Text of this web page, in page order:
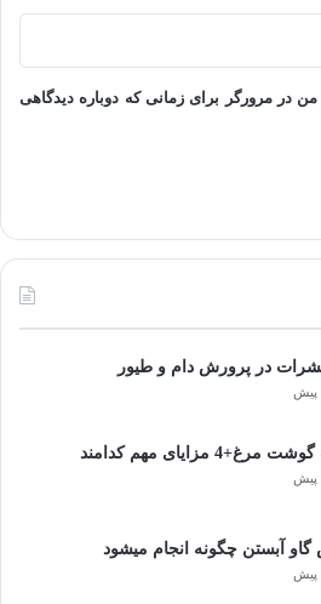
در مرورگر برای زمانی که دوباره دیدگاهی
در پرورش دام و طیور
مزایای مهم کدامند
آبستن چگونه انجام میشود